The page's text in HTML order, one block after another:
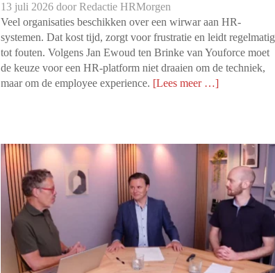
13 juli 2026 door Redactie HRMorgen
Veel organisaties beschikken over een wirwar aan HR-
systemen. Dat kost tijd, zorgt voor frustratie en leidt regelmatig
tot fouten. Volgens Jan Ewoud ten Brinke van Youforce moet
de keuze voor een HR-platform niet draaien om de techniek,
maar om de employee experience. [Lees meer …]